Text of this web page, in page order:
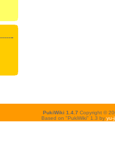
PukiWiki 1.4.7 Copyright ©
Based on "PukiWiki" 1.3 by yu-ji